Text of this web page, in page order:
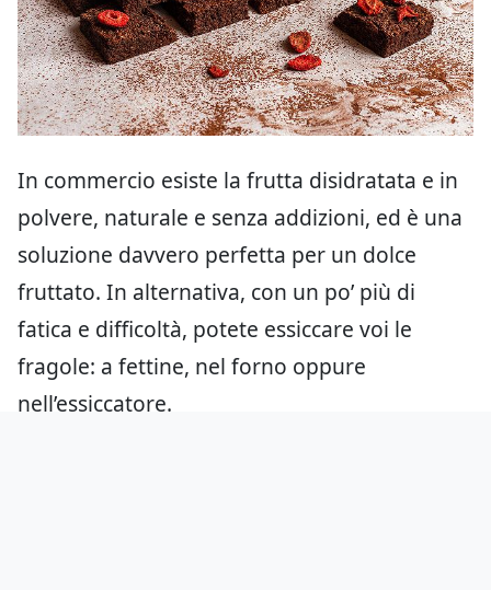
In commercio esiste la frutta disidratata e in
polvere, naturale e senza addizioni, ed è una
soluzione davvero perfetta per un dolce
fruttato. In alternativa, con un po’ più di
fatica e difficoltà, potete essiccare voi le
fragole: a fettine, nel forno oppure
nell’essiccatore.